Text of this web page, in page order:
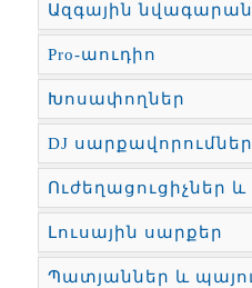
Ազգային
Pro-աուդիո
Խոսափողներ
DJ սարքավորումներ
Ուժեղացուցիչներ
Լուսային սարքեր
Պատյաններ և